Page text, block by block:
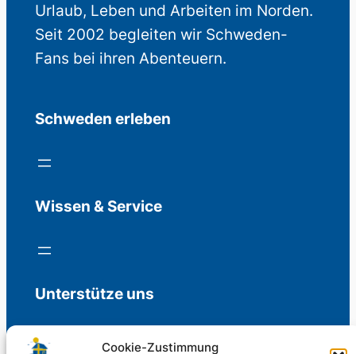
Cookie-Zustimmung
Urlaub, Leben und Arbeiten im Norden.
Seit 2002 begleiten wir Schweden-
Fans bei ihren Abenteuern.
Schweden erleben
Wissen & Service
Unterstütze uns